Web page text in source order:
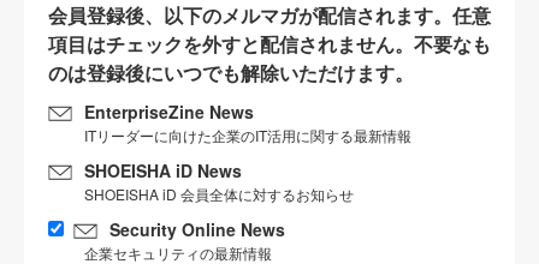
会員登録後、以下のメルマガが配信されます。任意
項目はチェックを外すと配信されません。不要なも
のは登録後にいつでも解除いただけます。
EnterpriseZine News
ITリーダーに向けた企業のIT活用に関する最新情報
SHOEISHA iD News
SHOEISHA iD 会員全体に対するお知らせ
Security Online News
企業セキュリティの最新情報